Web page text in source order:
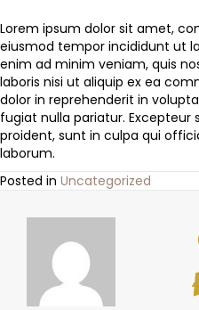
Lorem ipsum dolor sit amet,
eiusmod tempor incididunt ut
enim ad minim veniam, quis
laboris nisi ut aliquip ex ea
dolor in reprehenderit in
fugiat nulla pariatur.
proident, sunt in culpa qui
laborum.
Posted in Uncategorized